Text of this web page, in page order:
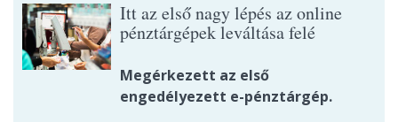
Itt az első nagy lépés az online
pénztárgépek leváltása felé
Megérkezett az első
engedélyezett e-pénztárgép.